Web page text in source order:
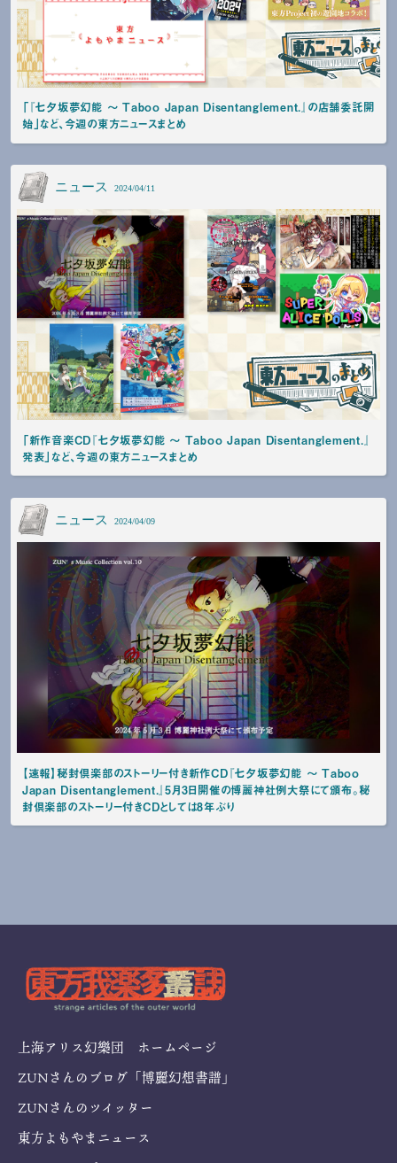
「『七夕坂夢幻能 〜 Taboo Japan Disentanglement.』の店舗委託開
始」など、今週の東方ニュースまとめ
ニュース 2024/04/11
「新作音楽CD『七夕坂夢幻能 〜 Taboo Japan Disentanglement.』
発表」など、今週の東方ニュースまとめ
ニュース 2024/04/09
【速報】秘封倶楽部のストーリー付き新作CD『七夕坂夢幻能 〜 Taboo
Japan Disentanglement.』5月3日開催の博麗神社例大祭にて頒布。秘
封倶楽部のストーリー付きCDとしては8年ぶり
上海アリス幻樂団 ホームページ
ZUNさんのブログ「博麗幻想書譜」
ZUNさんのツイッター
東方よもやまニュース